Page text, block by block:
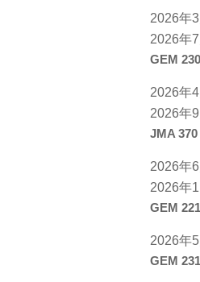
2026年
2026年
GEM
2026年
2026年
JMA
2026年
2026年
GEM
2026年
GEM